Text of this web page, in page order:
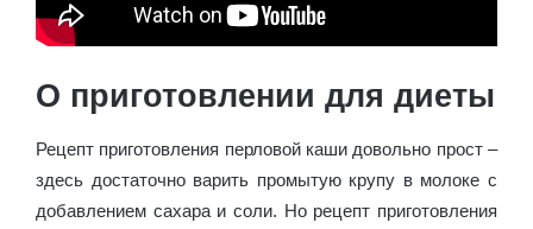
О приготовлении для диеты
Рецепт приготовления перловой каши довольно прост –
здесь достаточно варить промытую крупу в молоке с
добавлением сахара и соли. Но рецепт приготовления